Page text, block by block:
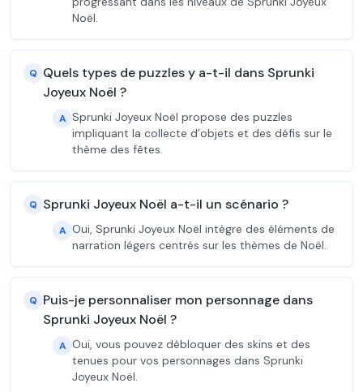
Noël.
Q Quels types de puzzles y a-t-il dans Sprunki
Joyeux Noël ?
A Sprunki Joyeux Noël propose des puzzles
impliquant la collecte d’objets et des défis sur le
thème des fêtes.
Q Sprunki Joyeux Noël a-t-il un scénario ?
A Oui, Sprunki Joyeux Noël intègre des éléments de
narration légers centrés sur les thèmes de Noël.
Q Puis-je personnaliser mon personnage dans
Sprunki Joyeux Noël ?
A Oui, vous pouvez débloquer des skins et des
tenues pour vos personnages dans Sprunki
Joyeux Noël.